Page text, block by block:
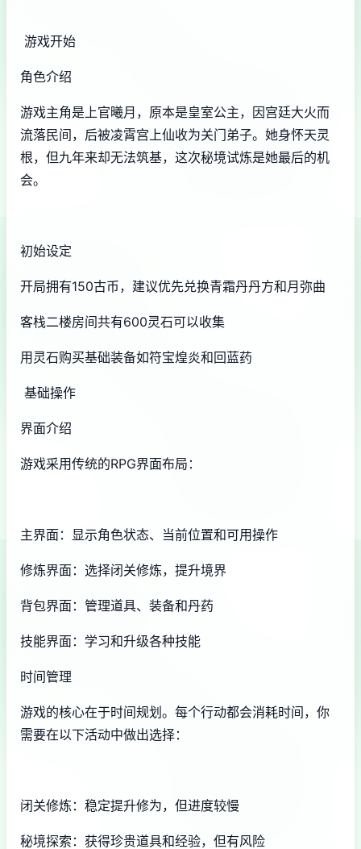
游戏开始
角色介绍
游戏主角是上官曦月，原本是皇室公主，因宫廷大火而
流落民间，后被凌霄宫上仙收为关门弟子。她身怀天灵
根，但九年来却无法筑基，这次秘境试炼是她最后的机
会。
初始设定
开局拥有150古币，建议优先兑换青霜丹丹方和月弥曲
客栈二楼房间共有600灵石可以收集
用灵石购买基础装备如符宝煌炎和回蓝药
基础操作
界面介绍
游戏采用传统的RPG界面布局：
主界面：显示角色状态、当前位置和可用操作
修炼界面：选择闭关修炼，提升境界
背包界面：管理道具、装备和丹药
技能界面：学习和升级各种技能
时间管理
游戏的核心在于时间规划。每个行动都会消耗时间，你
需要在以下活动中做出选择：
闭关修炼：稳定提升修为，但进度较慢
秘境探索：获得珍贵道具和经验，但有风险